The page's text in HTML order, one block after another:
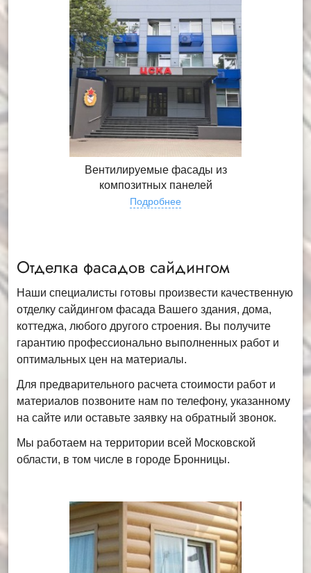
Вентилируемые фасады из
композитных панелей
Подробнее
Отделка фасадов сайдингом
Наши специалисты готовы произвести качественную
отделку сайдингом фасада Вашего здания, дома,
коттеджа, любого другого строения. Вы получите
гарантию профессионально выполненных работ и
оптимальных цен на материалы.
Для предварительного расчета стоимости работ и
материалов позвоните нам по телефону, указанному
на сайте или оставьте заявку на обратный звонок.
Мы работаем на территории всей Московской
области, в том числе в городе Бронницы.